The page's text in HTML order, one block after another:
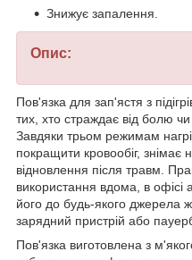
Знижує запалення.
Опис:
Пов'язка для зап'ястя з
тих, хто страждає від болю
Завдяки трьом режимам
покращити кровообіг, знімає
відновлення після травм.
використання вдома, в офісі
його до будь-якого джерела
зарядний пристрій або
Пов'язка виготовлена з